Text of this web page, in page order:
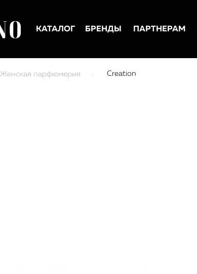
КАТАЛОГ БРЕНДЫ ПАРТНЕРАМ
Женская парфюмерия Creation